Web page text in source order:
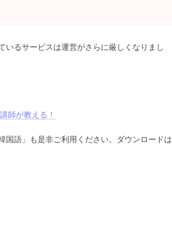
いるサービスは運営がさらに厳しくなりまし
師が教える！
語」も是非ご利用ください。ダウンロードは